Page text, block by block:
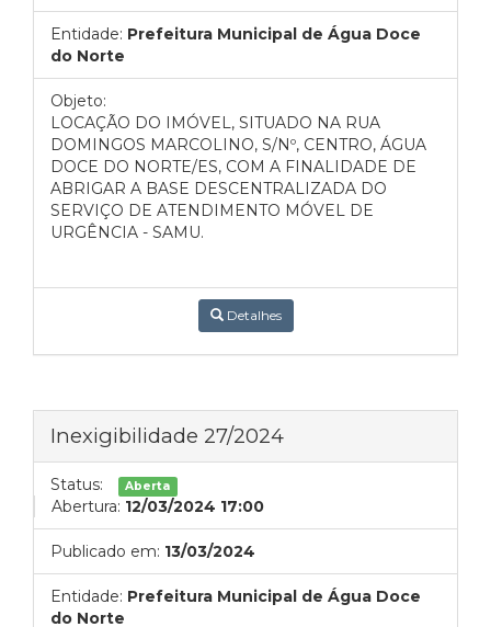
Entidade: Prefeitura Municipal de Água Doce
do Norte
Objeto:
LOCAÇÃO DO IMÓVEL, SITUADO NA RUA
DOMINGOS MARCOLINO, S/Nº, CENTRO, ÁGUA
DOCE DO NORTE/ES, COM A FINALIDADE DE
ABRIGAR A BASE DESCENTRALIZADA DO
SERVIÇO DE ATENDIMENTO MÓVEL DE
URGÊNCIA - SAMU.
Detalhes
Inexigibilidade 27/2024
Status: Aberta
Abertura: 12/03/2024 17:00
Publicado em: 13/03/2024
Entidade: Prefeitura Municipal de Água Doce
do Norte